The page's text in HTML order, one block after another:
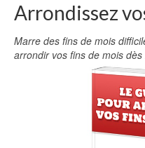
Arrondissez
Marre des fins de mois
arrondir vos fins de mois